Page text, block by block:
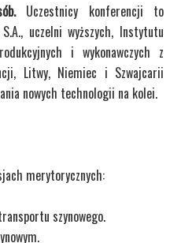
Uczestnicy konferencji to
uczelni wyższych, Instytutu
i wykonawczych z
Litwy, Niemiec i Szwajcarii
nowych technologii na kolei.
merytorycznych:
szynowego.